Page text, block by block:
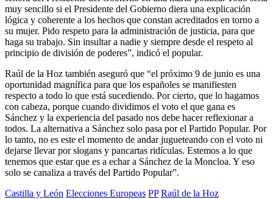
muy sencillo si el Presidente del Gobierno diera una explicación
lógica y coherente a los hechos que constan acreditados en torno a
su mujer. Pido respeto para la administración de justicia, para que
haga su trabajo. Sin insultar a nadie y siempre desde el respeto al
principio de división de poderes”, indicó el popular.
Raúl de la Hoz también aseguró que “el próximo 9 de junio es una
oportunidad magnífica para que los españoles se manifiesten
respecto a todo lo que está sucediendo. Por cierto, que lo hagamos
con cabeza, porque cuando dividimos el voto el que gana es
Sánchez y la experiencia del pasado nos debe hacer reflexionar a
todos. La alternativa a Sánchez solo pasa por el Partido Popular. Por
lo tanto, no es este el momento de andar jugueteando con el voto ni
dejarse llevar por slogans y pancartas ridículas. Estemos a lo que
tenemos que estar que es a echar a Sánchez de la Moncloa. Y eso
solo se canaliza a través del Partido Popular”.
Castilla y León Elecciones Europeas PP Raúl de la Hoz